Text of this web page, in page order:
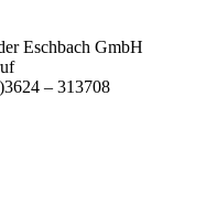
Eschbach GmbH
– 313708